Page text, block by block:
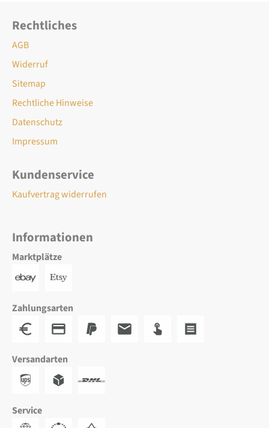
Rechtliches
AGB
Widerruf
Sitemap
Rechtliche Hinweise
Datenschutz
Impressum
Kundenservice
Kaufvertrag widerrufen
Informationen
Marktplätze
Zahlungsarten
Versandarten
Service